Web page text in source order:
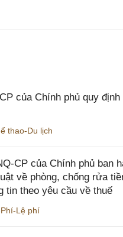
của Chính phủ quy
thao-Du lịch
CP của Chính phủ
về phòng, chống rửa
tin theo yêu cầu về thuế
Lệ phí